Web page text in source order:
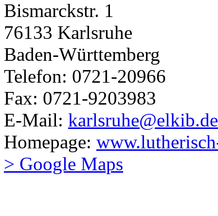
Bismarckstr. 1
76133 Karlsruhe
Baden-Württemberg
Telefon: 0721-20966
Fax: 0721-9203983
E-Mail: karlsruhe@elkib.de
Homepage:
> Google Maps